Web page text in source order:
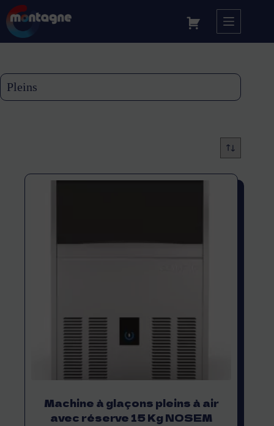
Pleins
Machine à glaçons pleins à air
avec réserve 15 Kg NOSEM